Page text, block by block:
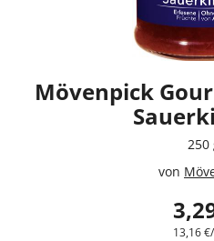
Mövenpick
250
von
13,16